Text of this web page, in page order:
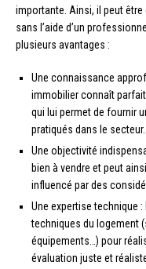
importante. Ainsi, il peut
sans l’aide d’un
plusieurs avantages :
Une connaissance
immobilier connaît
qui lui permet de fournir
pratiqués dans le secteur.
Une objectivité
bien à vendre et peut
influencé par des
Une expertise technique
techniques du logement
équipements…) pour
évaluation juste et